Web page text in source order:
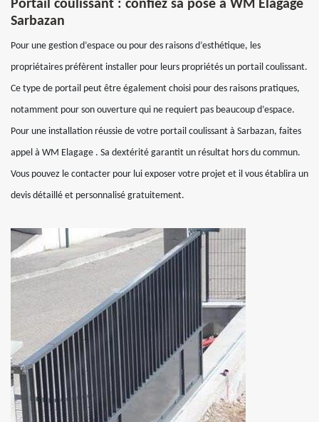
Portail coulissant : confiez sa pose à WM Elagage
Sarbazan
Pour une gestion d’espace ou pour des raisons d’esthétique, les
propriétaires préfèrent installer pour leurs propriétés un portail coulissant.
Ce type de portail peut être également choisi pour des raisons pratiques,
notamment pour son ouverture qui ne requiert pas beaucoup d’espace.
Pour une installation réussie de votre portail coulissant à Sarbazan, faites
appel à WM Elagage . Sa dextérité garantit un résultat hors du commun.
Vous pouvez le contacter pour lui exposer votre projet et il vous établira un
devis détaillé et personnalisé gratuitement.